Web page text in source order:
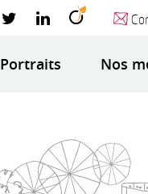
Portraits Nos